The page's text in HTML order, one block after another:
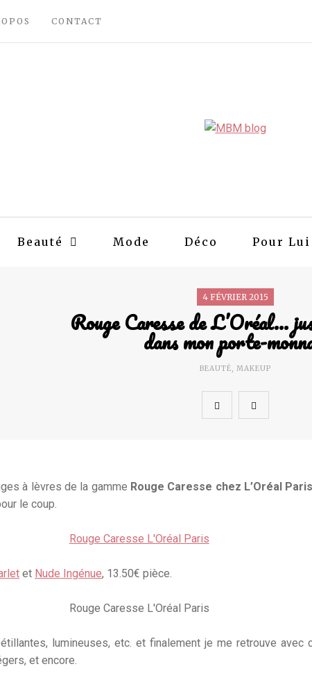
CONTACT
Beauté Mode Déco Pour Lui
4 FÉVRIER 2015
Rouge Caresse de L’Oréal…
dans mon porte-
BEAUTÉ, MAKEUP
à lèvres de la gamme Rouge Caresse chez L’Oréal
le coup.
et Nude Ingénue, 13.50€ pièce.
lumineuses, etc. et finalement je me retrouve
et encore.